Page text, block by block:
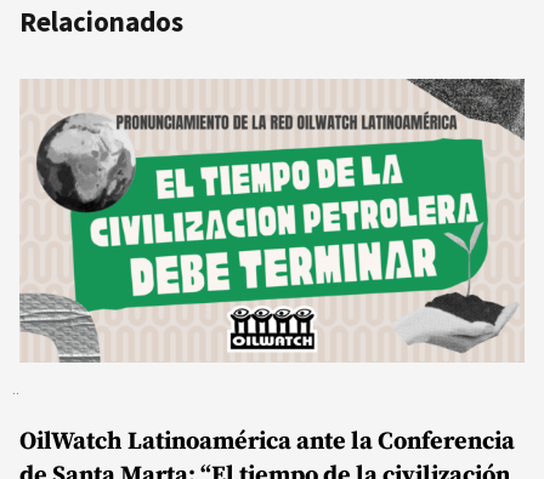
Relacionados
OilWatch Latinoamérica ante la Conferencia